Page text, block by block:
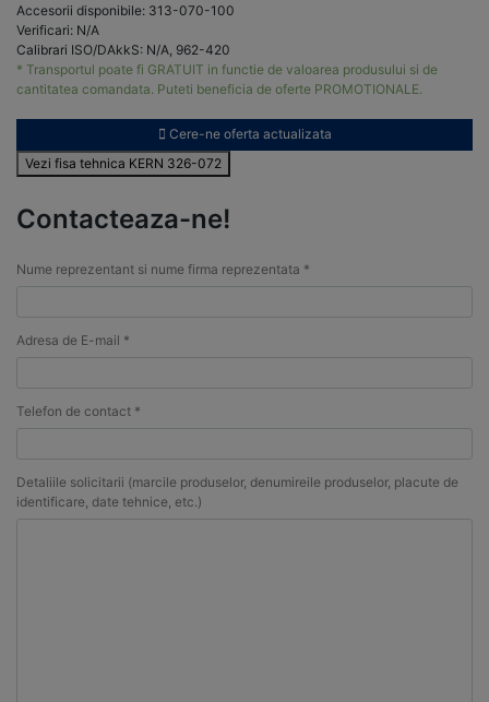
Accesorii disponibile: 313-070-100
Verificari: N/A
Calibrari ISO/DAkkS: N/A, 962-420
* Transportul poate fi GRATUIT in functie de valoarea produsului si de
cantitatea comandata. Puteti beneficia de oferte PROMOTIONALE.
Cere-ne oferta actualizata
Vezi fisa tehnica KERN 326-072
Contacteaza-ne!
Nume reprezentant si nume firma reprezentata *
Adresa de E-mail *
Telefon de contact *
Detaliile solicitarii (marcile produselor, denumireile produselor, placute de
identificare, date tehnice, etc.)